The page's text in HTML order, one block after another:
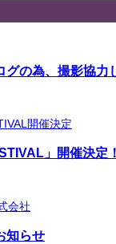
グの為、撮影協力
」開催決定！
知らせ